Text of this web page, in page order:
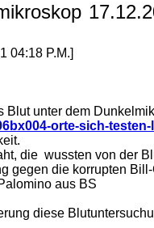
04:18 P.M.]
unter dem
orte-sich-
die wussten von der
gegen die korrupten
aus BS
diese